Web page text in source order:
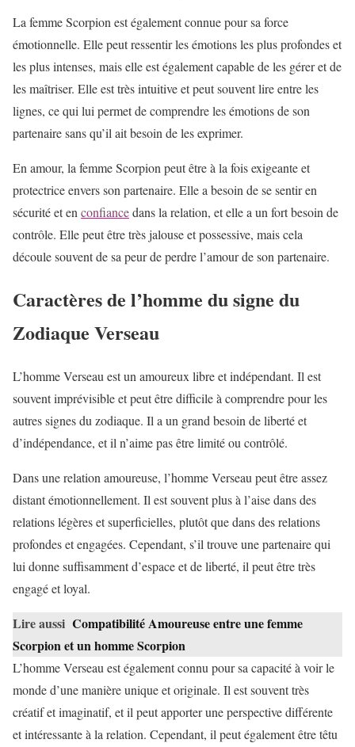
La femme Scorpion est également connue pour sa force
émotionnelle. Elle peut ressentir les émotions les plus profondes et
les plus intenses, mais elle est également capable de les gérer et de
les maîtriser. Elle est très intuitive et peut souvent lire entre les
lignes, ce qui lui permet de comprendre les émotions de son
partenaire sans qu’il ait besoin de les exprimer.
En amour, la femme Scorpion peut être à la fois exigeante et
protectrice envers son partenaire. Elle a besoin de se sentir en
sécurité et en confiancedans la relation, et elle a un fort besoin de
contrôle. Elle peut être très jalouse et possessive, mais cela
découle souvent de sa peur de perdre l’amour de son partenaire.
Caractères de l’homme du signe du
Zodiaque Verseau
L’homme Verseau est un amoureux libre et indépendant. Il est
souvent imprévisible et peut être difficile à comprendre pour les
autres signes du zodiaque. Il a un grand besoin de liberté et
d’indépendance, et il n’aime pas être limité ou contrôlé.
Dans une relation amoureuse, l’homme Verseau peut être assez
distant émotionnellement. Il est souvent plus à l’aise dans des
relations légères et superficielles, plutôt que dans des relations
profondes et engagées. Cependant, s’il trouve une partenaire qui
lui donne suffisamment d’espace et de liberté, il peut être très
engagé et loyal.
Lire aussi Compatibilité Amoureuse entre une femme
Scorpion et un homme Scorpion
L’homme Verseau est également connu pour sa capacité à voir le
monde d’une manière unique et originale. Il est souvent très
créatif et imaginatif, et il peut apporter une perspective différente
et intéressante à la relation. Cependant, il peut également être têtu